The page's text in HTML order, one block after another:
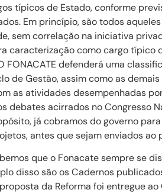
típicos de Estado, conforme
Em princípio, são todos
sem correlação na iniciativa
caracterização como cargo típico
FONACATE defenderá uma
de Gestão, assim como as
as atividades desempenhadas
debates acirrados no Congresso
já cobramos do governo
antes que sejam enviados ao
que o Fonacate sempre se
disso são os Cadernos
da Reforma foi entregue